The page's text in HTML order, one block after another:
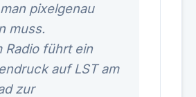
pixelgenau
muss.
Radio führt ein
auf LST am
zur